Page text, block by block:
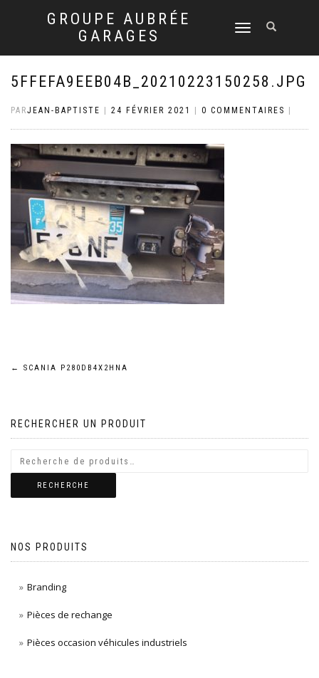
GROUPE AUBRÉE
GARAGES
DÉPLIER
NAVIGATION
5FFEFA9EEB04B_20210223150258.JPG
PARJEAN-BAPTISTE 24 FÉVRIER 2021 0 COMMENTAIRES
Navigation
l’article
← SCANIA P280DB4X2HNA
RECHERCHER UN PRODUIT
RECHERCHE
NOS PRODUITS
Branding
Pièces de rechange
Pièces occasion véhicules industriels